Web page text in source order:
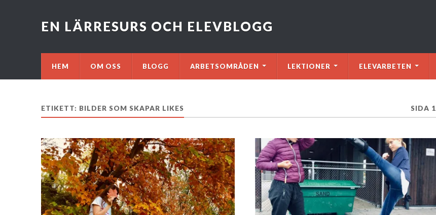
EN LÄRRESURS OCH ELEVBLOGG
HEM OM OSS BLOGG ARBETSOMRÅDEN LEKTIONER ELEVARBETEN
ETIKETT: BILDER SOM SKAPAR LIKES SIDA 1